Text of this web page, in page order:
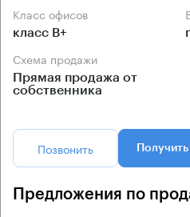
Класс офисов
класс B+
Схема продажи
Прямая продажа от
собственника
Позвонить
Предложения по